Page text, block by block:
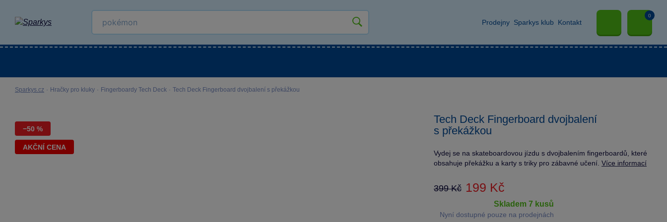
Prodejny Sparkys klub Kontakt
0
Sparkys.cz · Hračky pro kluky · Fingerboardy Tech Deck · Tech Deck Fingerboard dvojbalení s překážkou
−50 %
AKČNÍ CENA
Tech Deck Fingerboard dvojbalení
s překážkou
Vydej se na skateboardovou jízdu s dvojbalením fingerboardů, které
obsahuje překážku a karty s triky pro zábavné učení. Více informací
399 Kč 199 Kč
skladem 7 kusů
Nyní dostupné pouze na prodejnách